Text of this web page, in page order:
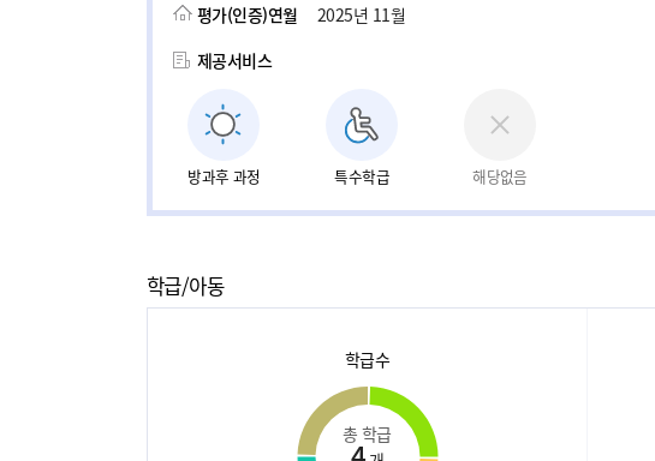
평가(인증)연월
2025년 11월
제공서비스
방과후 과정 특수학급 해당없음
학급/아동
학급수
총 학급